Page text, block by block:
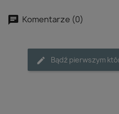
Komentarze (0)
Bądź pierwszym